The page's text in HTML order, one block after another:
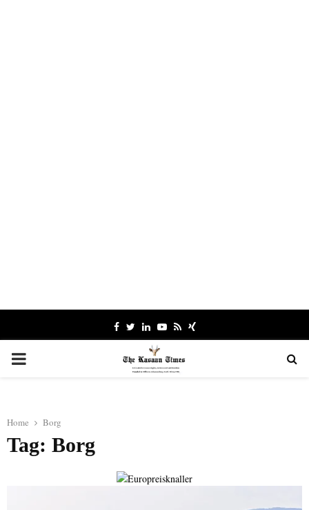
Facebook
TwitterLinkedinYoutube
RssXing
PRIMARY
Home Borg
Tag: Borg